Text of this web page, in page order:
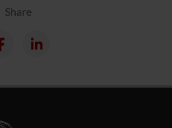
Share